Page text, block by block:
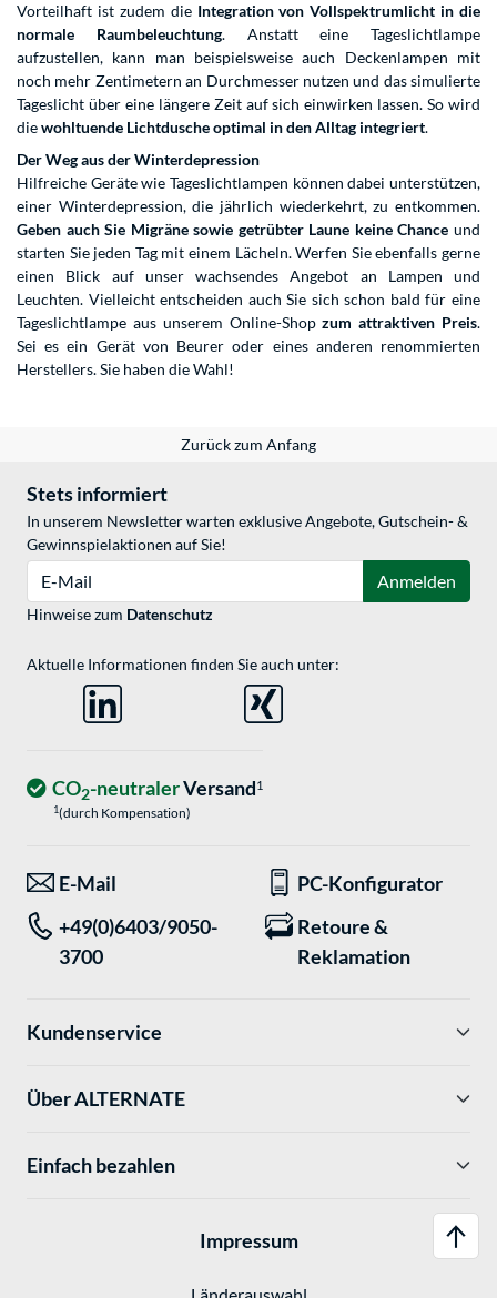
Vorteilhaft ist zudem die Integration von Vollspektrumlicht in die
normale Raumbeleuchtung. Anstatt eine Tageslichtlampe
aufzustellen, kann man beispielsweise auch Deckenlampen mit
noch mehr Zentimetern an Durchmesser nutzen und das simulierte
Tageslicht über eine längere Zeit auf sich einwirken lassen. So wird
diewohltuende Lichtdusche optimal in den Alltag integriert.
Der Weg aus der Winterdepression
Hilfreiche Geräte wie Tageslichtlampen können dabei unterstützen,
einer Winterdepression, die jährlich wiederkehrt, zu entkommen.
Geben auch Sie Migräne sowie getrübter Laune keine Chance und
starten Sie jeden Tag mit einem Lächeln. Werfen Sie ebenfalls gerne
einen Blick auf unser wachsendes Angebot an Lampen und
Leuchten. Vielleicht entscheiden auch Sie sich schon bald für eine
Tageslichtlampe aus unserem Online-Shopzum attraktiven Preis.
Sei es ein Gerät von Beurer oder eines anderen renommierten
Herstellers. Sie haben die Wahl!
Zurück zum Anfang
Stets informiert
In unserem Newsletter warten exklusive Angebote, Gutschein- &
Gewinnspielaktionen auf Sie!
Anmelden
Hinweise zum Datenschutz
Aktuelle Informationen finden Sie auch unter:
CO2-neutralerVersand1
1(durch Kompensation)
E-Mail
PC-Konfigurator
+49(0)6403/9050-
3700
Retoure &
Reklamation
Kundenservice
Über ALTERNATE
Einfach bezahlen
Impressum